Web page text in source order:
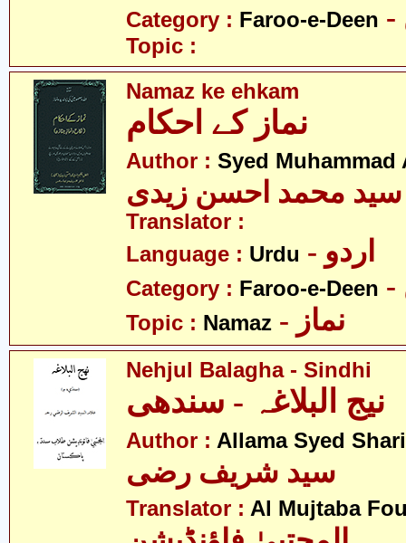
Category : Faroo-e-Deen
Topic :
Namaz ke ehkam
نماز کے احکام
Author : Syed Muhammad
سید محمد احسن زیدی
Translator :
Language : Urdu - اردو
Category : Faroo-e-Deen
Topic : Namaz - نماز
Nehjul Balagha - Sindhi
نیج البلاغہ - سندھی
Author : Allama Syed
سید شریف رضی
Translator : Al Mujtaba